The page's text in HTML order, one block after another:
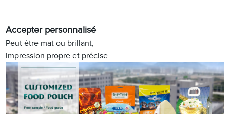
Accepter personnalisé
Peut être mat ou brillant,
impression propre et précise